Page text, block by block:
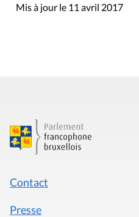
Mis à jour le 11 avril 2017
Contact
Presse